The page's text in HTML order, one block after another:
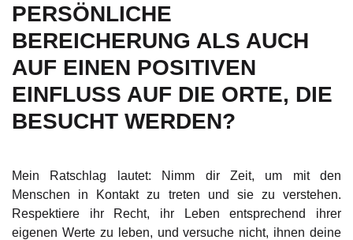
PERSÖNLICHE
BEREICHERUNG ALS AUCH
AUF EINEN POSITIVEN
EINFLUSS AUF DIE ORTE, DIE
BESUCHT WERDEN?
Mein Ratschlag lautet: Nimm dir Zeit, um mit den
Menschen in Kontakt zu treten und sie zu verstehen.
Respektiere ihr Recht, ihr Leben entsprechend ihrer
eigenen Werte zu leben, und versuche nicht, ihnen deine